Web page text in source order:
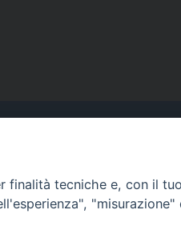
Indirizzo
Via Garibaldi, 67 -
finalità tecniche e, con il